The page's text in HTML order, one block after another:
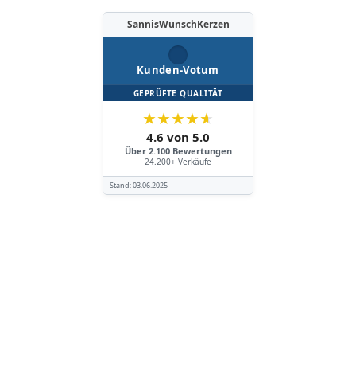
SannisWunschKerzen
Kunden-Votum
GEPRÜFTE QUALITÄT
★★★★★
4.6 von 5.0
Über 2.100 Bewertungen
24.200+ Verkäufe
Stand:03.06.2025